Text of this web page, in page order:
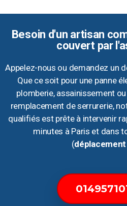
Besoin d'un artisan
couvert par
Appelez-nous ou demandez un
Que ce soit pour une panne
plomberie, assainissement
remplacement de serrurerie,
qualifiés est prête à intervenir
minutes à Paris et dans
(